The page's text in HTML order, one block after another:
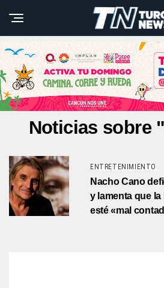
Noticias sobre
ENTRETENIMIENTO
Nacho Cano
y lamenta que
esté «mal